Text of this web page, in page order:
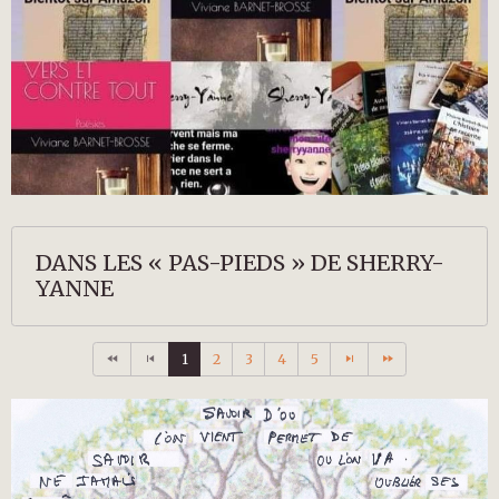
DANS LES « PAS-PIEDS » DE SHERRY-
YANNE
1 2 3 4 5